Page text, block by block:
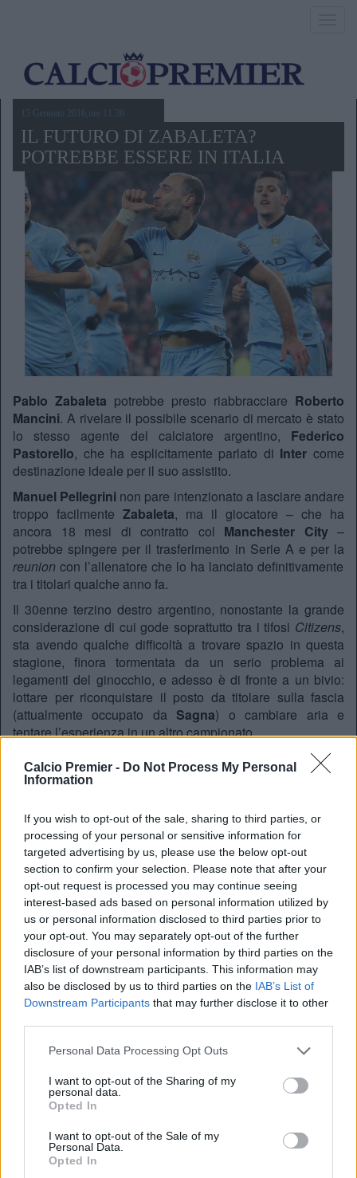
Calcio Premier - Do Not Process My Personal
Information
If you wish to opt-out of the sale, sharing to third parties, or
processing of your personal or sensitive information for
targeted advertising by us, please use the below opt-out
section to confirm your selection. Please note that after your
opt-out request is processed you may continue seeing
interest-based ads based on personal information utilized by
us or personal information disclosed to third parties prior to
your opt-out. You may separately opt-out of the further
disclosure of your personal information by third parties on the
IAB’s list of downstream participants. This information may
also be disclosed by us to third parties on the IAB’s List of
Downstream Participants that may further disclose it to other
Personal Data Processing Opt Outs
I want to opt-out of the Sharing of my
personal data.
Opted In
I want to opt-out of the Sale of my
Personal Data.
Opted In
15 Gennaio 2016,ore 11.36
IL FUTURO DI ZABALETA?
POTREBBE ESSERE IN ITALIA
Pablo Zabaleta potrebbe presto riabbracciare Roberto
Mancini. A rivelare il possibile scenario di mercato è stato
lo stesso agente del calciatore argentino, Federico
Pastorello, che ha esplicitamente parlato di Inter come
destinazione ideale per il suo assistito.
Manuel Pellegrini non pare intenzionato a lasciare andare
troppo facilmente Zabaleta, ma il giocatore – che ha
ancora 18 mesi di contratto col Manchester City–
potrebbe spingere per il trasferimento in Serie A e per la
reunion con l’allenatore che lo ha lanciato definitivamente
tra i titolari qualche anno fa.
Il 30enne terzino destro argentino, nonostante la grande
considerazione di cui gode soprattutto tra i tifosi Citizens,
sta avendo qualche difficoltà a trovare spazio in questa
stagione, finora tormentata da un serio problema ai
legamenti del ginocchio, e adesso è di fronte a un bivio:
lottare per riconquistare il posto da titolare sulla fascia
(attualmente occupato da Sagna) o cambiare aria e
tentare l’esperienza in un altro campionato.
REDAZIONE